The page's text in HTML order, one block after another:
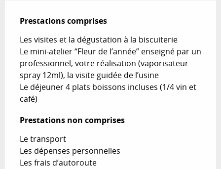
Prestations comprises
Prestations comprises
Les visites et la dégustation à la biscuiterie
Le mini-atelier “Fleur de l’année” enseigné par un
professionnel, votre réalisation (vaporisateur
spray 12ml), la visite guidée de l’usine
Le déjeuner 4 plats boissons incluses (1/4 vin et
café)
Prestations non comprises
Prestations non comprises
Le transport
Les dépenses personnelles
Les frais d’autoroute